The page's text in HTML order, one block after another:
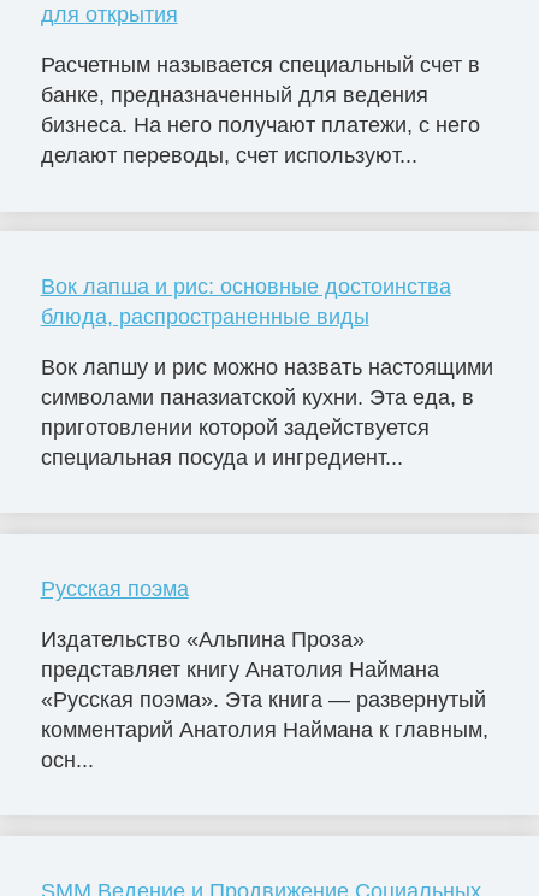
для открытия
Расчетным называется специальный счет в
банке, предназначенный для ведения
бизнеса. На него получают платежи, с него
делают переводы, счет используют...
Вок лапша и рис: основные достоинства
блюда, распространенные виды
Вок лапшу и рис можно назвать настоящими
символами паназиатской кухни. Эта еда, в
приготовлении которой задействуется
специальная посуда и ингредиент...
Русская поэма
Издательство «Альпина Проза»
представляет книгу Анатолия Наймана
«Русская поэма». Эта книга — развернутый
комментарий Анатолия Наймана к главным,
осн...
SMM Ведение и Продвижение Социальных